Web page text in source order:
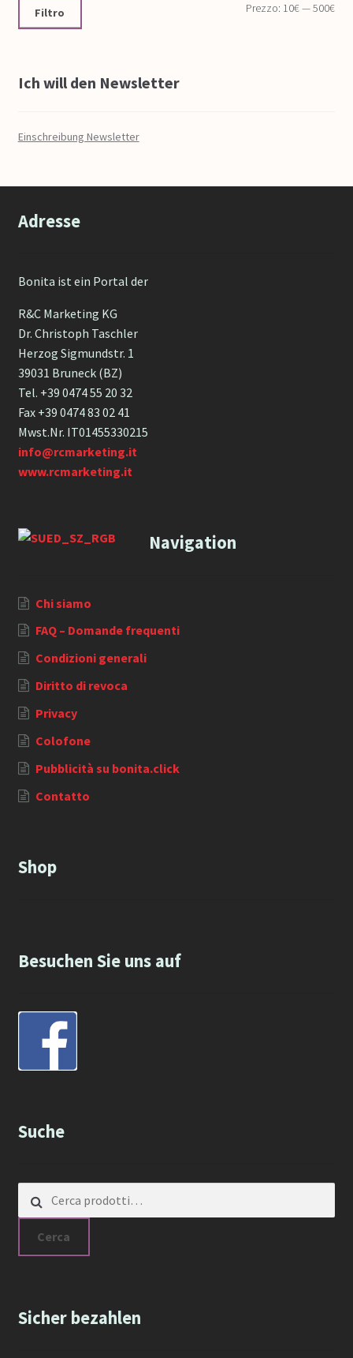
Filtro Prezzo: 10€—500€
Ich will den Newsletter
Einschreibung Newsletter
Adresse
Bonita ist ein Portal der
R&C Marketing KG
Dr. Christoph Taschler
Herzog Sigmundstr. 1
39031 Bruneck (BZ)
Tel. +39 0474 55 20 32
Fax +39 0474 83 02 41
Mwst.Nr. IT01455330215
info@rcmarketing.it
www.rcmarketing.it
Navigation
Chi siamo
FAQ – Domande frequenti
Condizioni generali
Diritto di revoca
Privacy
Colofone
Pubblicità su bonita.click
Contatto
Shop
Besuchen Sie uns auf
Suche
Cerca
Sicher bezahlen